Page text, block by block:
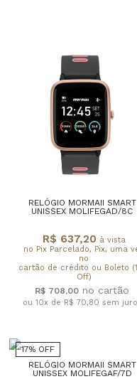
RELÓGIO MORMAII SMART
UNISSEX MOLIFEGAD/8C
R$ 637,20 à vista
no Pix Parcelado, Pix, uma
no
cartão de crédito ou Boleto
Off)
R$ 708,00
ou 10x de R$ 70,80 sem
17% OFF
RELÓGIO MORMAII SMART
UNISSEX MOLIFEGAF/7D